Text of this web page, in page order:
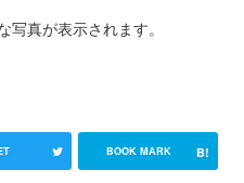
写真が表示されます。
BOOK MARK B!